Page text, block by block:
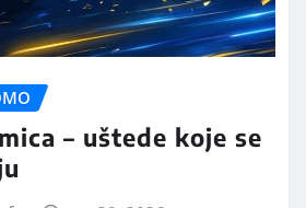
– uštede koje se